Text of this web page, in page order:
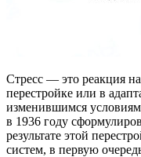
Стресс — это реакция
перестройке или в
изменившимся условиям
в 1936 году
результате этой
систем, в первую